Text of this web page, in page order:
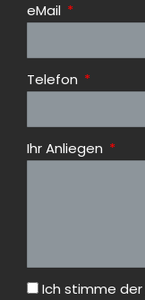
eMail
Telefon
Ihr Anliegen
Ich stimme der